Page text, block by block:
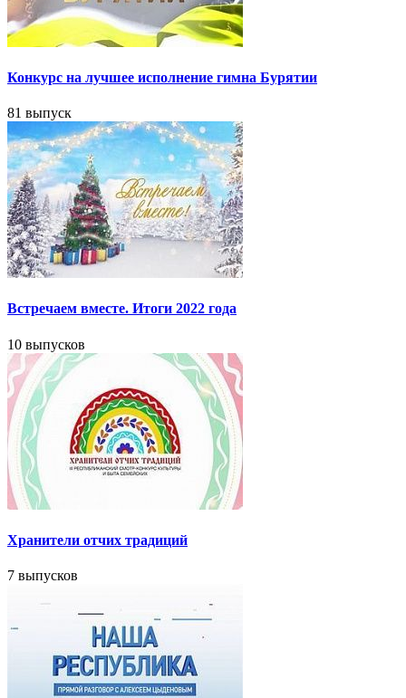
Конкурс на лучшее исполнение гимна Бурятии
81 выпуск
Встречаем вместе. Итоги 2022 года
10 выпусков
Хранители отчих традиций
7 выпусков